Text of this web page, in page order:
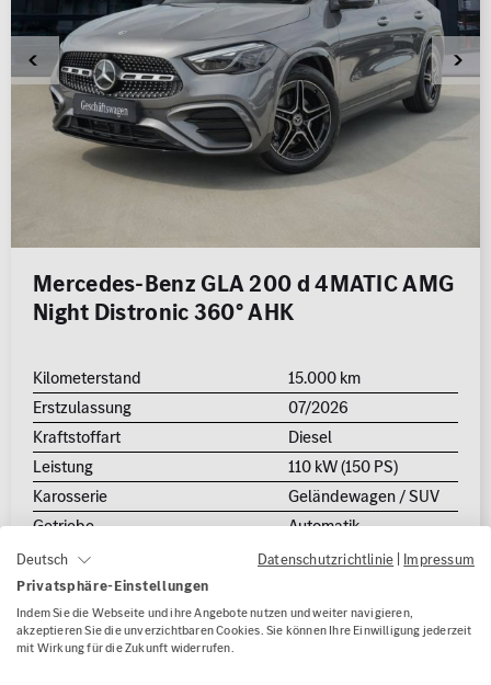
Mercedes-Benz GLA 200 d 4MATIC AMG
Night Distronic 360° AHK
Kilometerstand
15.000 km
Erstzulassung
07/2026
Kraftstoffart
Diesel
Leistung
110 kW (150 PS)
Karosserie
Geländewagen / SUV
Getriebe
Automatik
WLTP Kraftstoffverbr. (komb.): 5.7 l/100km
WLTP CO2-Emissionen (komb.) / bei entladener Batterie: 151.0
g/km
WLTP CO2-Klasse (komb.) / bei entladener Batterie: E
Deutsch Datenschutzrichtlinie | Impressum
Privatsphäre-Einstellungen
Indem Sie die Webseite und ihre Angebote nutzen und weiter navigieren,
akzeptieren Sie die unverzichtbaren Cookies. Sie können Ihre Einwilligung jederzeit
mit Wirkung für die Zukunft widerrufen.